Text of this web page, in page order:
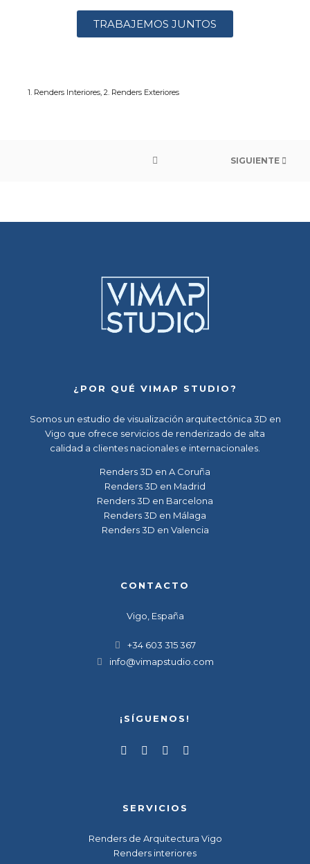
TRABAJEMOS JUNTOS
1. Renders Interiores, 2. Renders Exteriores
SIGUIENTE
¿POR QUÉ VIMAP STUDIO?
Somos un estudio de visualización arquitectónica 3D en
Vigo que ofrece servicios de renderizado de alta
calidad a clientes nacionales e internacionales.
Renders 3D en A Coruña
Renders 3D en Madrid
Renders 3D en Barcelona
Renders 3D en Málaga
Renders 3D en Valencia
CONTACTO
Vigo, España
+34 603 315 367
info@vimapstudio.com
¡SÍGUENOS!
SERVICIOS
Renders de Arquitectura Vigo
Renders interiores